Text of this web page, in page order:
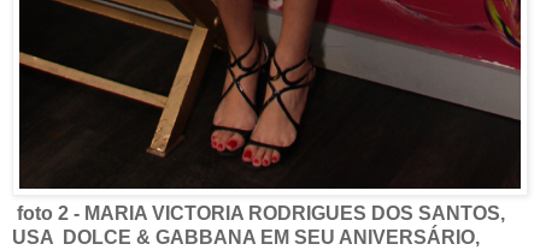
foto 2 - MARIA VICTORIA RODRIGUES DOS SANTOS,
USA DOLCE & GABBANA EM SEU ANIVERSÁRIO,